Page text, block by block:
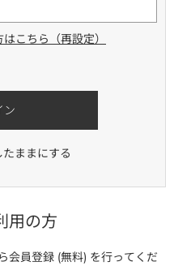
こちら（再設定）
ままにする
用の方
会員登録 (無料) を行ってくだ